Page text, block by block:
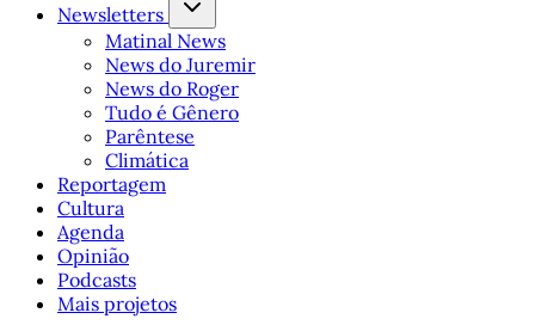
Newsletters
Matinal News
News do Juremir
News do Roger
Tudo é Gênero
Parêntese
Climática
Reportagem
Cultura
Agenda
Opinião
Podcasts
Mais projetos